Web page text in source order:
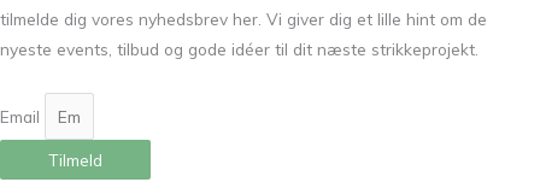
tilmelde dig vores nyhedsbrev her. Vi giver dig et lille hint om de
nyeste events, tilbud og gode idéer til dit næste strikkeprojekt.
Email
Tilmeld